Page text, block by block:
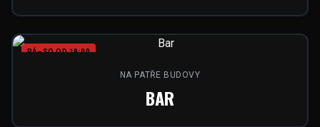
PÁ–SO OD 19:00
NA PATŘE BUDOVY
BAR